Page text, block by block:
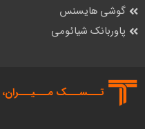
گوشی هایسنس
پاوربانک شیائومی
تـــســـک‌ مـــیـــران،